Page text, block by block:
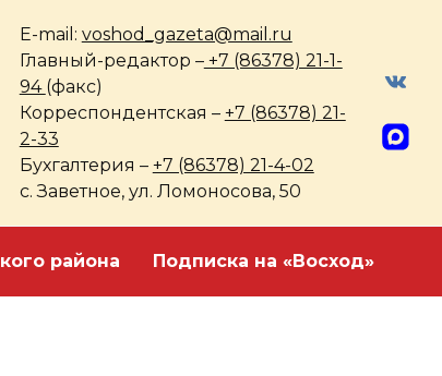
E-mail: voshod_gazeta@mail.ru
Главный-редактор –+7 (86378) 21-1-
94 (факс)
Корреспондентская – +7 (86378) 21-
2-33
Бухгалтерия – +7 (86378) 21-4-02
с. Заветное, ул. Ломоносова, 50
района Подписка на «Восход»